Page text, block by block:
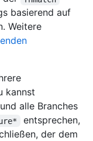
basierend auf
Weitere
kannst
alle Branches
entsprechen,
der dem